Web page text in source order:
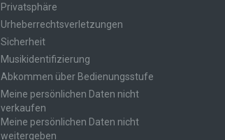
Privatsphäre
Urheberrechtsverletzungen
Sicherheit
Musikidentifizierung
Abkommen über Bedienungsstufe
Meine persönlichen Daten nicht
verkaufen
Meine persönlichen Daten nicht
weitergeben